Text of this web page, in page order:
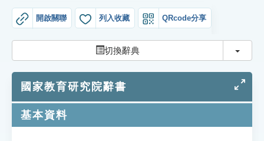
索引選單
知識索引
生命大百科索引
遊戲專區
開啟關聯 列入收藏 QRcode分享
切換辭典 切換
國家教育研究院辭書
基本資料